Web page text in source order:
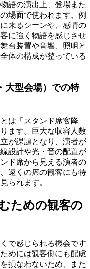
語の演出上、登場また
場面で使われます。例
来るシーンや、感情の
に強く物語を感じさせ
台装置や音響、照明と
体の構成が整っている
大型会場）での特
は「スタンド席客降
ます。巨大な収容人数
が課題となり、演者が
設計や光・音の配置が
ド席から見える演者の
遠くの席の観客にも特
られます。
ための観客の
で感じられる機会です
めには観客側にも配慮
損なわないため、また